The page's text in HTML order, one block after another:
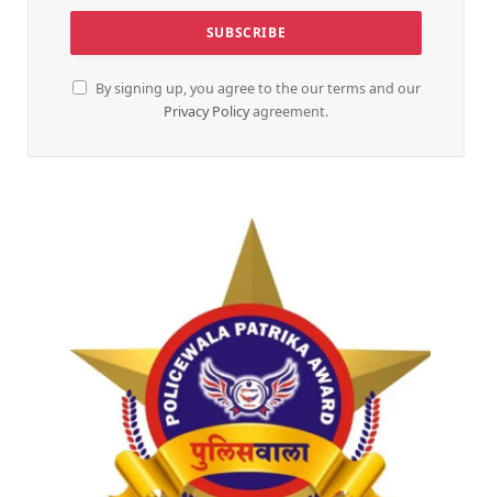
By signing up, you agree to the our terms and our
Privacy Policyagreement.